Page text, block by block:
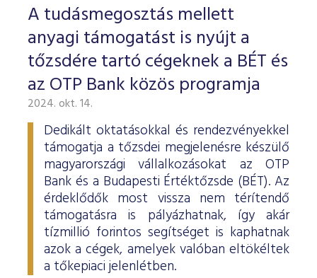
A tudásmegosztás mellett
anyagi támogatást is nyújt a
tőzsdére tartó cégeknek a BÉT és
az OTP Bank közös programja
2024. okt. 14.
Dedikált oktatásokkal és rendezvényekkel
támogatja a tőzsdei megjelenésre készülő
magyarországi vállalkozásokat az OTP
Bank és a Budapesti Értéktőzsde (BÉT). Az
érdeklődők most vissza nem térítendő
támogatásra is pályázhatnak, így akár
tízmillió forintos segítséget is kaphatnak
azok a cégek, amelyek valóban eltökéltek
a tőkepiaci jelenlétben.